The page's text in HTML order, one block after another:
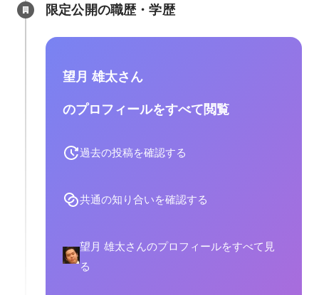
限定公開の職歴・学歴
望月 雄太さん
のプロフィールをすべて閲覧
過去の投稿を確認する
共通の知り合いを確認する
望月 雄太さんのプロフィールをすべて見
る